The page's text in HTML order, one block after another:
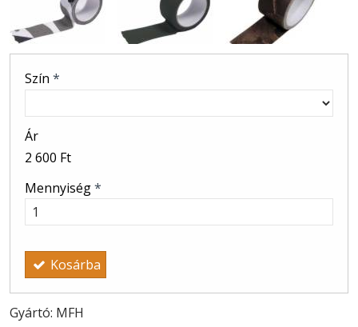
Szín *
Ár
2 600 Ft
Mennyiség*
Kosárba
Gyártó: MFH